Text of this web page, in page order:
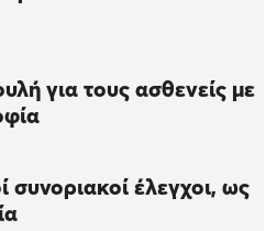
για τους ασθενείς με
συνοριακοί έλεγχοι, ως